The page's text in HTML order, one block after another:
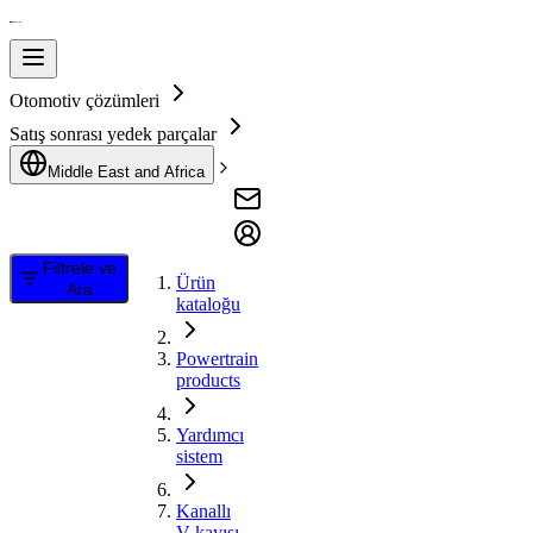
Otomotiv çözümleri
Satış sonrası yedek parçalar
Middle East and Africa
Filtrele ve
Ara
Ürün
kataloğu
Powertrain
products
Yardımcı
sistem
Kanallı